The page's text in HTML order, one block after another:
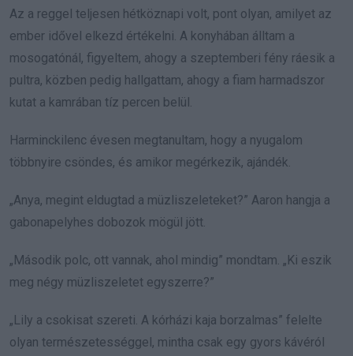
Az a reggel teljesen hétköznapi volt, pont olyan, amilyet az
ember idővel elkezd értékelni. A konyhában álltam a
mosogatónál, figyeltem, ahogy a szeptemberi fény ráesik a
pultra, közben pedig hallgattam, ahogy a fiam harmadszor
kutat a kamrában tíz percen belül.
Harminckilenc évesen megtanultam, hogy a nyugalom
többnyire csöndes, és amikor megérkezik, ajándék.
„Anya, megint eldugtad a müzliszeleteket?” Aaron hangja a
gabonapelyhes dobozok mögül jött.
„Második polc, ott vannak, ahol mindig” mondtam. „Ki eszik
meg négy müzliszeletet egyszerre?”
„Lily a csokisat szereti. A kórházi kaja borzalmas” felelte
olyan természetességgel, mintha csak egy gyors kávéról